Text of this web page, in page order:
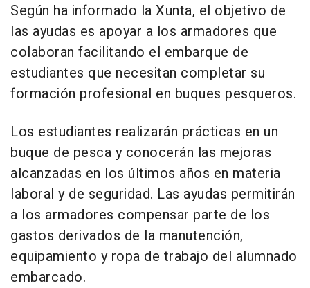
Según ha informado la Xunta, el objetivo de
las ayudas es apoyar a los armadores que
colaboran facilitando el embarque de
estudiantes que necesitan completar su
formación profesional en buques pesqueros.
Los estudiantes realizarán prácticas en un
buque de pesca y conocerán las mejoras
alcanzadas en los últimos años en materia
laboral y de seguridad. Las ayudas permitirán
a los armadores compensar parte de los
gastos derivados de la manutención,
equipamiento y ropa de trabajo del alumnado
embarcado.